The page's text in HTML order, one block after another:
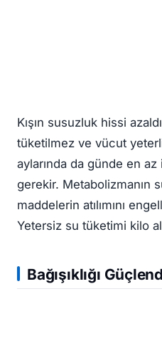
Kışın susuzluk hissi
tüketilmez ve vücut yeterli
aylarında da günde en
gerekir. Metabolizmanın
maddelerin atılımını
Yetersiz su tüketimi kilo
Bağışıklığı